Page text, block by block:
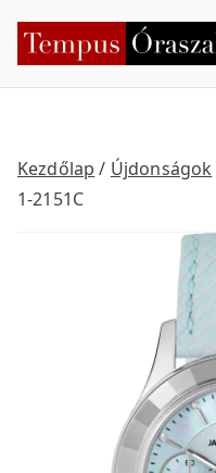
Kezdőlap / Újdonságok
1-2151C